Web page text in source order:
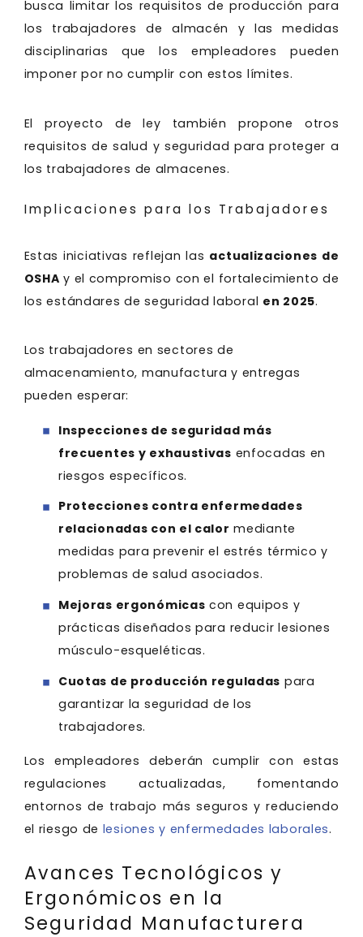
busca limitar los requisitos de producción para
los trabajadores de almacén y las medidas
disciplinarias que los empleadores pueden
imponer por no cumplir con estos límites.
El proyecto de ley también propone otros
requisitos de salud y seguridad para proteger a
los trabajadores de almacenes.
Implicaciones para los Trabajadores
Estas iniciativas reflejan las actualizaciones de
OSHA y el compromiso con el fortalecimiento de
los estándares de seguridad laboral en 2025.
Los trabajadores en sectores de
almacenamiento, manufactura y entregas
pueden esperar:
Inspecciones de seguridad más
frecuentes y exhaustivas enfocadas en
riesgos específicos.
Protecciones contra enfermedades
relacionadas con el calor mediante
medidas para prevenir el estrés térmico y
problemas de salud asociados.
Mejoras ergonómicas con equipos y
prácticas diseñados para reducir lesiones
músculo-esqueléticas.
Cuotas de producción reguladas para
garantizar la seguridad de los
trabajadores.
Los empleadores deberán cumplir con estas
regulaciones actualizadas, fomentando
entornos de trabajo más seguros y reduciendo
el riesgo de lesiones y enfermedades laborales.
Avances Tecnológicos y
Ergonómicos en la
Seguridad Manufacturera